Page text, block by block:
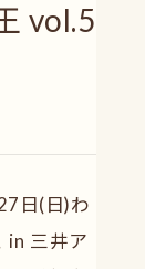
vol.5
日(日)わ
in 三井ア